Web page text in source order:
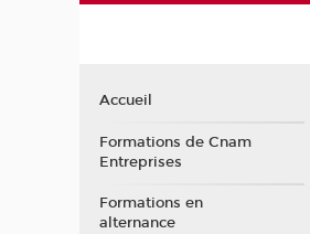
Accueil
Formations de Cnam
Entreprises
Formations en
alternance